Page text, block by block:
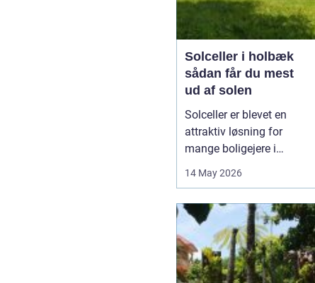
Solceller i holbæk
sådan får du mest
ud af solen
Solceller er blevet en
attraktiv løsning for
mange boligejere i
ønsker at sænke
gøre noget godt for
klimaet. Med de stigende
energipriser og en øget
interesse for grøn
14 May 2026